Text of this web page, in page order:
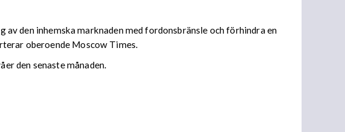
den inhemska marknaden med fordonsbränsle och förhindra en
oberoende Moscow Times.
den senaste månaden.